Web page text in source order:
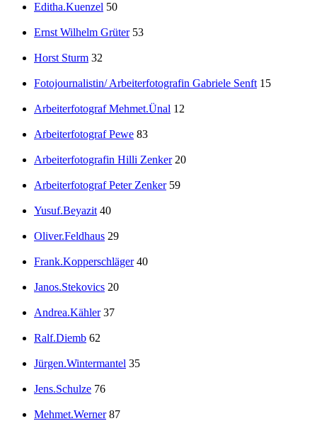
Editha.Kuenzel 50
Ernst Wilhelm Grüter 53
Horst Sturm 32
Fotojournalistin/ Arbeiterfotografin Gabriele Senft 15
Arbeiterfotograf Mehmet.Ünal 12
Arbeiterfotograf Pewe 83
Arbeiterfotografin Hilli Zenker 20
Arbeiterfotograf Peter Zenker 59
Yusuf.Beyazit 40
Oliver.Feldhaus 29
Frank.Kopperschläger 40
Janos.Stekovics 20
Andrea.Kähler 37
Ralf.Diemb 62
Jürgen.Wintermantel 35
Jens.Schulze 76
Mehmet.Werner 87